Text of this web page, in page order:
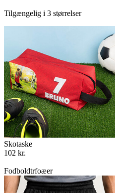
Tilgængelig i 3 størrelser
Skotaske
102 kr.
Fodboldtrfoæer